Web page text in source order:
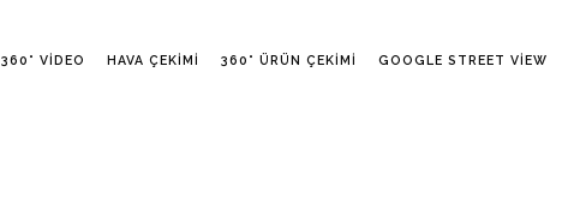
360° VIDEO HAVA ÇEKIMI 360° ÜRÜN ÇEKIMI GOOGLE STREET VIEW